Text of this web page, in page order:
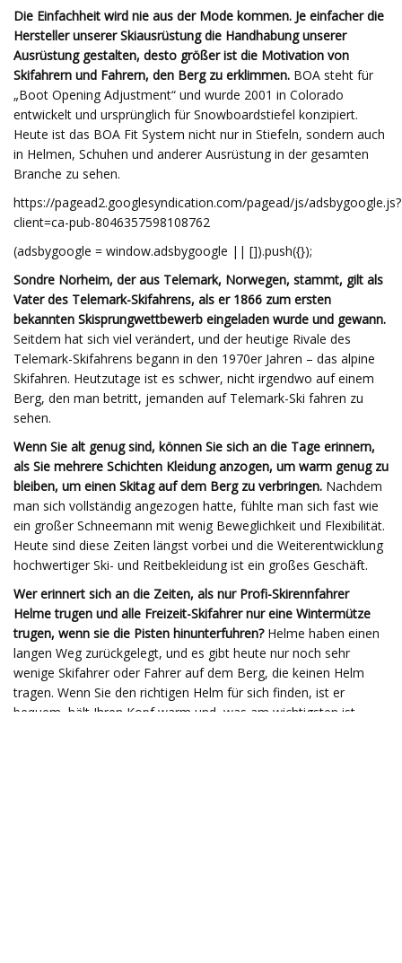
Die Einfachheit wird nie aus der Mode kommen. Je einfacher die
Hersteller unserer Skiausrüstung die Handhabung unserer
Ausrüstung gestalten, desto größer ist die Motivation von
Skifahrern und Fahrern, den Berg zu erklimmen. BOA steht für
„Boot Opening Adjustment“ und wurde 2001 in Colorado
entwickelt und ursprünglich für Snowboardstiefel konzipiert.
Heute ist das BOA Fit System nicht nur in Stiefeln, sondern auch
in Helmen, Schuhen und anderer Ausrüstung in der gesamten
Branche zu sehen.
https://pagead2.googlesyndication.com/pagead/js/adsbygoogle.js?
client=ca-pub-8046357598108762
(adsbygoogle = window.adsbygoogle || []).push({});
Sondre Norheim, der aus Telemark, Norwegen, stammt, gilt als
Vater des Telemark-Skifahrens, als er 1866 zum ersten
bekannten Skisprungwettbewerb eingeladen wurde und gewann.
Seitdem hat sich viel verändert, und der heutige Rivale des
Telemark-Skifahrens begann in den 1970er Jahren – das alpine
Skifahren. Heutzutage ist es schwer, nicht irgendwo auf einem
Berg, den man betritt, jemanden auf Telemark-Ski fahren zu
sehen.
Wenn Sie alt genug sind, können Sie sich an die Tage erinnern,
als Sie mehrere Schichten Kleidung anzogen, um warm genug zu
bleiben, um einen Skitag auf dem Berg zu verbringen. Nachdem
man sich vollständig angezogen hatte, fühlte man sich fast wie
ein großer Schneemann mit wenig Beweglichkeit und Flexibilität.
Heute sind diese Zeiten längst vorbei und die Weiterentwicklung
hochwertiger Ski- und Reitbekleidung ist ein großes Geschäft.
Wer erinnert sich an die Zeiten, als nur Profi-Skirennfahrer
Helme trugen und alle Freizeit-Skifahrer nur eine Wintermütze
trugen, wenn sie die Pisten hinunterfuhren?Helme haben einen
langen Weg zurückgelegt, und es gibt heute nur noch sehr
wenige Skifahrer oder Fahrer auf dem Berg, die keinen Helm
tragen. Wenn Sie den richtigen Helm für sich finden, ist er
bequem, hält Ihren Kopf warm und, was am wichtigsten ist,